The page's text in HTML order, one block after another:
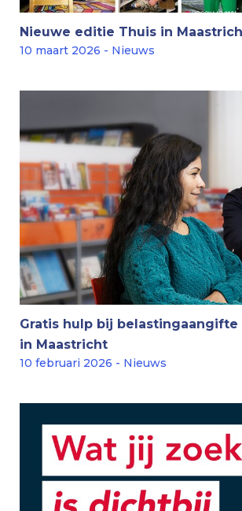
Nieuwe editie Thuis in
10 maart 2026 - Nieuws
Gratis hulp bij belastingaangifte
in Maastricht
10 februari 2026 - Nieuws